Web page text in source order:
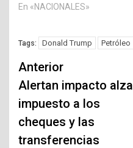
En «NACIONALES»
Tags: Donald Trump Petróleo
Navegación
de
entradas
Anterior
Alertan impacto alza
impuesto a los
cheques y las
transferencias